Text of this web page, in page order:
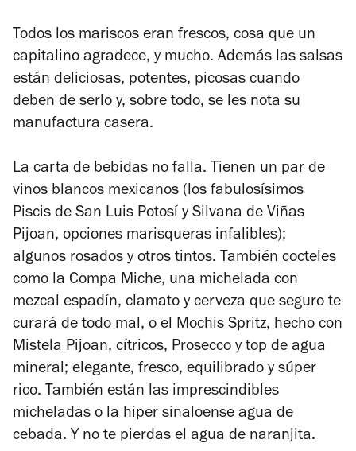
Todos los mariscos eran frescos, cosa que un
capitalino agradece, y mucho. Además las salsas
están deliciosas, potentes, picosas cuando
deben de serlo y, sobre todo, se les nota su
manufactura casera.
La carta de bebidas no falla. Tienen un par de
vinos blancos mexicanos (los fabulosísimos
Piscis de San Luis Potosí y Silvana de Viñas
Pijoan, opciones marisqueras infalibles);
algunos rosados y otros tintos. También cocteles
como la Compa Miche, una michelada con
mezcal espadín, clamato y cerveza que seguro te
curará de todo mal, o el Mochis Spritz, hecho con
Mistela Pijoan, cítricos, Prosecco y top de agua
mineral; elegante, fresco, equilibrado y súper
rico. También están las imprescindibles
micheladas o la hiper sinaloense agua de
cebada. Y no te pierdas el agua de naranjita.